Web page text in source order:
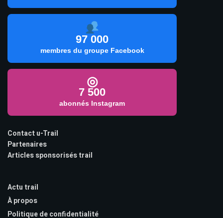
97 000
membres du groupe Facebook
◎
7 500
abonnés Instagram
Contact u-Trail
Partenaires
Articles sponsorisés trail
Actu trail
À propos
Politique de confidentialité